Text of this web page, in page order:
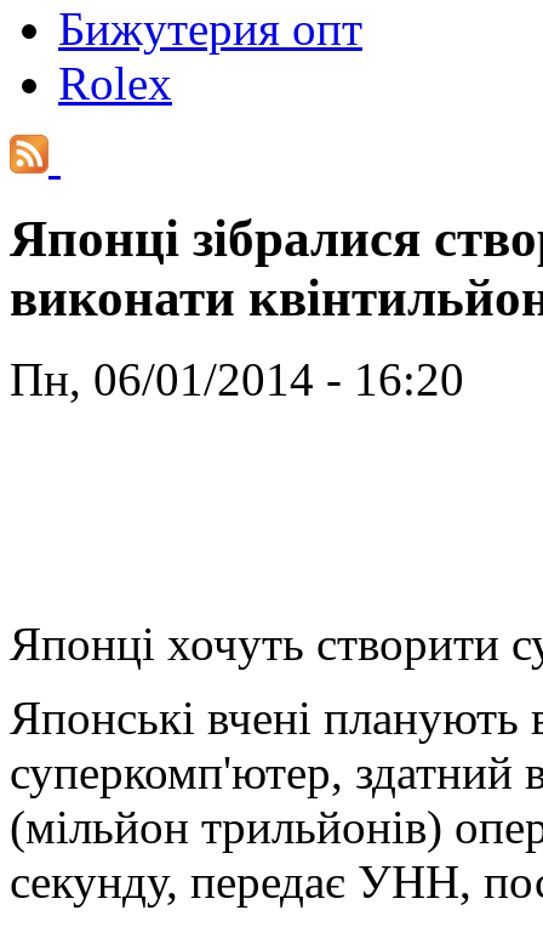
Бижутерия опт
Rolex
Японці зібралися
виконати
Пн, 06/01/2014 - 16:20
Японці хочуть створити
Японські вчені
суперкомп'ютер, здатний
(мільйон трильйонів)
секунду, передає УНН,